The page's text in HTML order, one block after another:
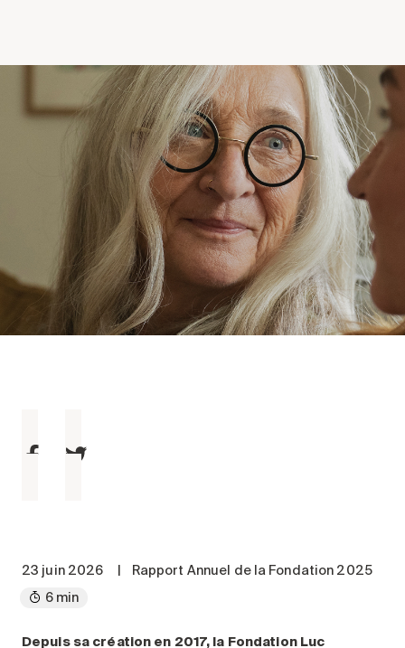
Comprendre les coûts
Les 6 étapes de décision
Votre arrivée en résidence
Témoignages
Ce qui est inclus
Votre appartement
Aires communes
Activités
Commerces intégrés
Services optionnels
Stationnement
Notre approche
Les 8 étapes d’emménagement
23 juin 2026
Rapport Annuel de la Fondation 2025
6 min
Depuis sa création en 2017, la Fondation Luc